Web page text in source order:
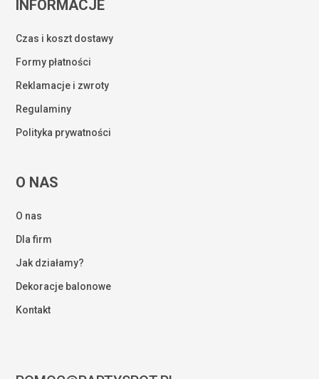
INFORMACJE
Czas i koszt dostawy
Formy płatności
Reklamacje i zwroty
Regulaminy
Polityka prywatności
O NAS
O nas
Dla firm
Jak działamy?
Dekoracje balonowe
Kontakt